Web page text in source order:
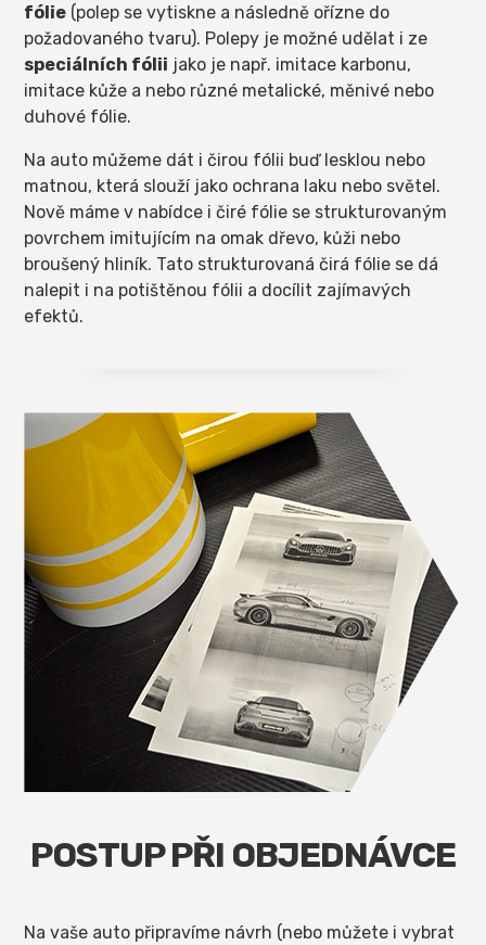
fólie (polep se vytiskne a následně ořízne do
požadovaného tvaru). Polepy je možné udělat i ze
speciálních fólii jako je např. imitace karbonu,
imitace kůže a nebo různé metalické, měnivé nebo
duhové fólie.
Na auto můžeme dát i čirou fólii buď lesklou nebo
matnou, která slouží jako ochrana laku nebo světel.
Nově máme v nabídce i čiré fólie se strukturovaným
povrchem imitujícím na omak dřevo, kůži nebo
broušený hliník. Tato strukturovaná čirá fólie se dá
nalepit i na potištěnou fólii a docílit zajímavých
efektů.
POSTUP PŘI OBJEDNÁVCE
Na vaše auto připravíme návrh (nebo můžete i vybrat